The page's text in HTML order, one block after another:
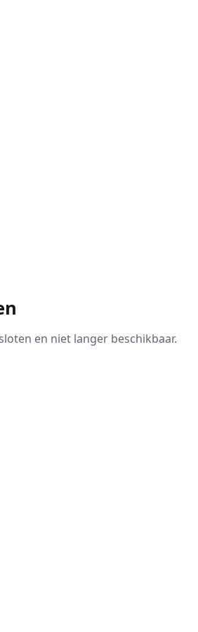
en niet langer beschikbaar.